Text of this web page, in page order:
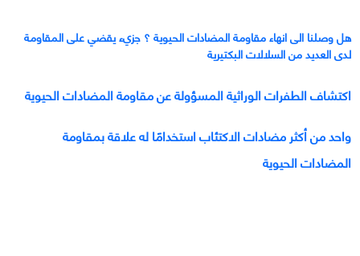
هل وصلنا الى انهاء مقاومة المضادات الحيوية ؟ جزيء يقضي على المقاومة
لدى العديد من السلالات البكتيرية
اكتشاف الطفرات الوراثية المسؤولة عن مقاومة المضادات الحيوية
واحد من أكثر مضادات الاكتئاب استخدامًا له علاقة بمقاومة
المضادات الحيوية